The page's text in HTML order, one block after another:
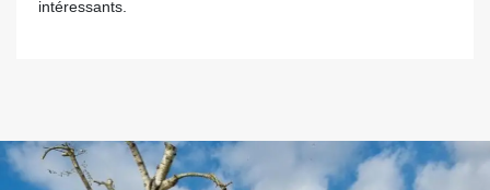
intéressants.